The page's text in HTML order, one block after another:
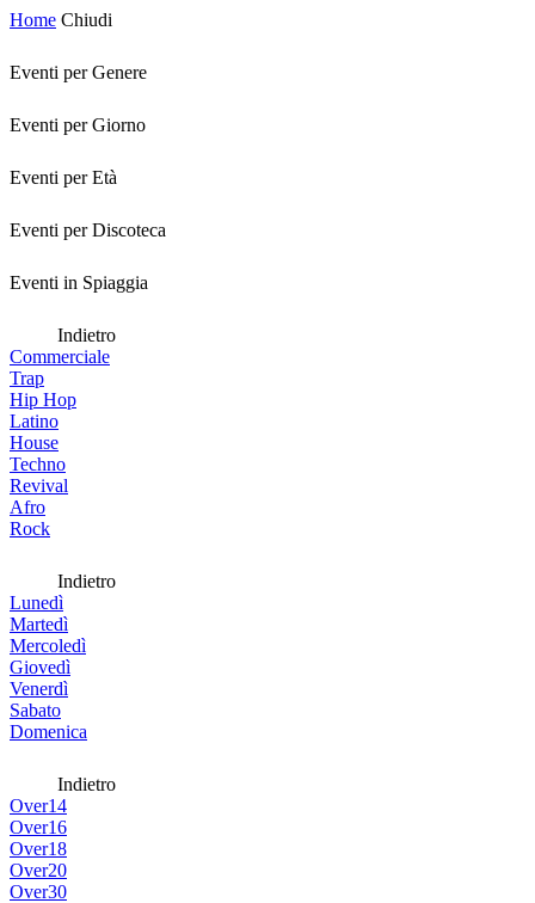
Home Chiudi
Eventi per Genere
Eventi per Giorno
Eventi per Età
Eventi per Discoteca
Eventi in Spiaggia
Indietro
Commerciale
Trap
Hip Hop
Latino
House
Techno
Revival
Afro
Rock
Indietro
Lunedì
Martedì
Mercoledì
Giovedì
Venerdì
Sabato
Domenica
Indietro
Over14
Over16
Over18
Over20
Over30